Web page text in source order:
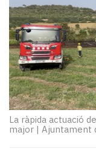
temps
Reportatges
Entrevistes
Enquestes
A
escena!
Dis
la
teva!
Subscriptors
La ràpida actuació
major | Ajuntament